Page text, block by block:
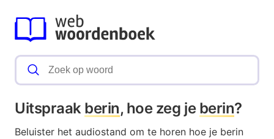
Uitspraak berin, hoe zeg je berin?
Beluister het audiostand om te horen hoe je berin